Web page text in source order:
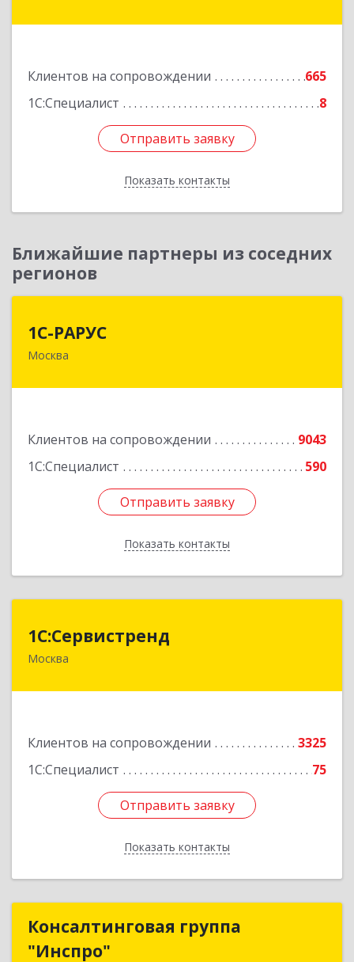
Клиентов на сопровождении
665
1С:Специалист
8
Отправить заявку
Показать контакты
Отправить заявку
Назад
Ближайшие партнеры из соседних
регионов
1С-РАРУС
Москва
Клиентов на сопровождении
9043
1С:Специалист
590
Отправить заявку
Показать контакты
127434, Москва г, Дмитровское ш, дом № 9Б
Отправить заявку
Назад
1С:Сервистренд
Москва
Клиентов на сопровождении
3325
1С:Специалист
75
Отправить заявку
Показать контакты
107023, Москва г, Семёновский пер, дом № 15,
Отправить заявку
Назад
Консалтинговая группа
"Инспро"
Консалтинговая группа